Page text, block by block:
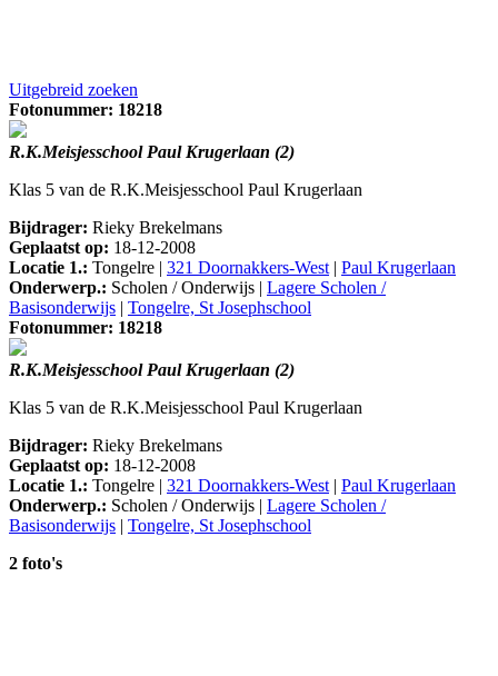
Uitgebreid zoeken
Fotonummer: 18218
R.K.Meisjesschool Paul Krugerlaan (2)
Klas 5 van de R.K.Meisjesschool Paul Krugerlaan
Bijdrager: Rieky Brekelmans
Geplaatst op: 18-12-2008
Locatie 1.: Tongelre | 321 Doornakkers-West | Paul Krugerlaan
Onderwerp.: Scholen / Onderwijs | Lagere Scholen /
Basisonderwijs | Tongelre, St Josephschool
Fotonummer: 18218
R.K.Meisjesschool Paul Krugerlaan (2)
Klas 5 van de R.K.Meisjesschool Paul Krugerlaan
Bijdrager: Rieky Brekelmans
Geplaatst op: 18-12-2008
Locatie 1.: Tongelre | 321 Doornakkers-West | Paul Krugerlaan
Onderwerp.: Scholen / Onderwijs | Lagere Scholen /
Basisonderwijs | Tongelre, St Josephschool
2 foto's